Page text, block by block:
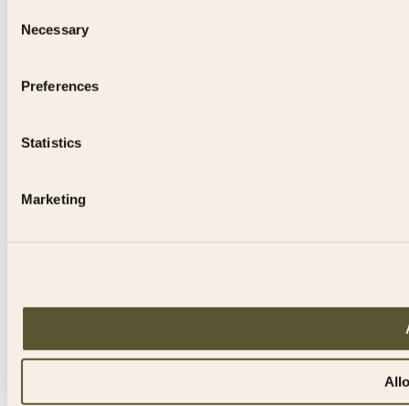
Selection
Necessary
Preferences
Statistics
Marketing